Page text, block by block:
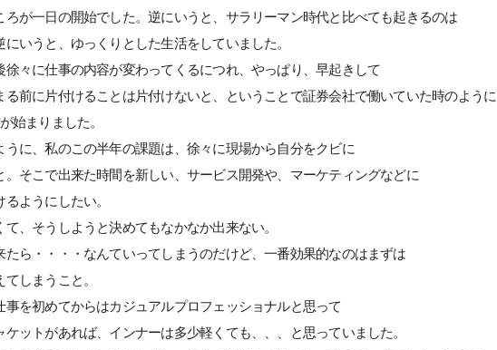
ろが一日の開始でした。逆にいうと、サラリーマン時代と比べても起きるのは
いうと、ゆっくりとした生活をしていました。
徐々に仕事の内容が変わってくるにつれ、やっぱり、早起きして
る前に片付けることは片付けないと、ということで証券会社で働いていた時のように
始まりました。
うに、私のこの半年の課題は、徐々に現場から自分をクビに
。そこで出来た時間を新しい、サービス開発や、マーケティングなどに
ようにしたい。
て、そうしようと決めてもなかなか出来ない。
たら・・・・なんていってしまうのだけど、一番効果的なのはまずは
しまうこと。
事を初めてからはカジュアルプロフェッショナルと思って
ケットがあれば、インナーは多少軽くても、、、と思っていました。